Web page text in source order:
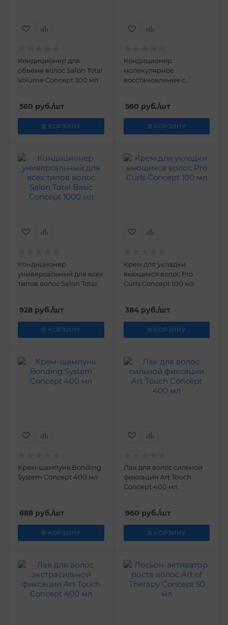
Кондиционер для
объема волос Salon Total
Volume Concept 300 мл
560 руб./шт
В КОРЗИНУ
Кондиционер
молекулярное
восстановление с
560 руб./шт
В КОРЗИНУ
Кондиционер
универсальный для всех
типов волос Salon Total
928 руб./шт
В КОРЗИНУ
Крем для укладки
вьющихся волос Pro
Curls Concept 100 мл
384руб./шт
В КОРЗИНУ
Крем-шампунь Bonding
System Concept 400 мл
688 руб./шт
В КОРЗИНУ
Лак для волос сильной
фиксации Art Touch
Concept 400 мл
960 руб./шт
В КОРЗИНУ